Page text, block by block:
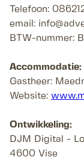
Telefoon:
email:
BTW-nummer:
Accommodatie:
Gastheer:
Website:
Ontwikkeling:
DJM Digital -
4600 Vise